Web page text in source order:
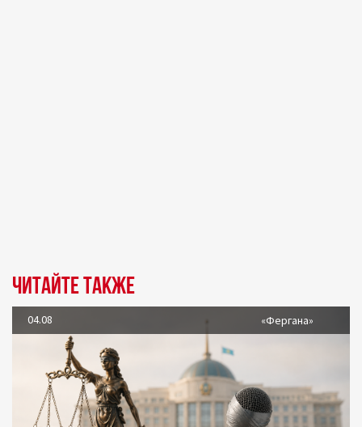
Читайте также
04.08 «Фергана»